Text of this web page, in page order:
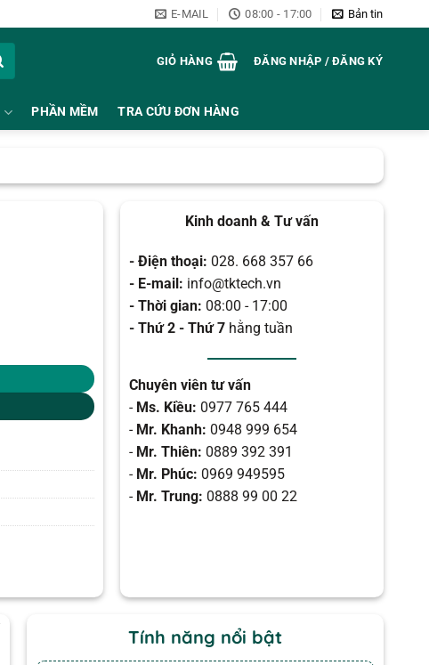
E-MAIL 08:00 - 17:00 Bản tin
GIỎ HÀNG ĐĂNG NHẬP / ĐĂNG KÝ
PHẦN MỀM TRA CỨU ĐƠN HÀNG
Kinh doanh & Tư vấn
- Điện thoại: 028. 668 357 66
- E-mail: info@tktech.vn
- Thời gian: 08:00 - 17:00
- Thứ 2 - Thứ 7 hằng tuần
Chuyên viên tư vấn
- Ms. Kiều: 0977 765 444
- Mr. Khanh: 0948 999 654
- Mr. Thiên: 0889 392 391
- Mr. Phúc: 0969 949595
- Mr. Trung: 0888 99 00 22
Tính năng nổi bật